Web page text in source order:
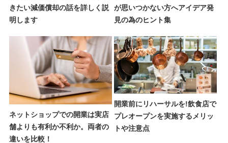
きたい減価償却の話を詳しく説
明します
が思いつかない方へアイデア発
見の為のヒント集
ネットショップでの開業は実店
舗よりも有利か不利か。両者の
違いを比較！
開業前にリハーサルを!飲食店で
プレオープンを実施するメリッ
トや注意点